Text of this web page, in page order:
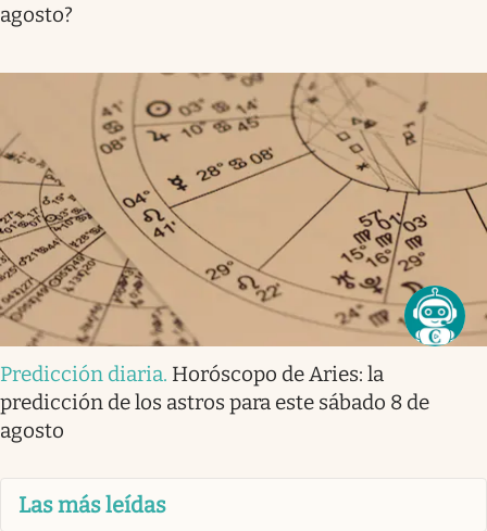
agosto?
Predicción diaria. Horóscopo de Aries: la
predicción de los astros para este sábado 8 de
agosto
Las más leídas